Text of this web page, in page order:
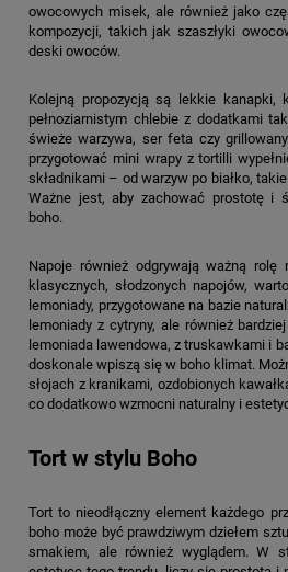
owocowych misek, ale również jako
kompozycji, takich jak szaszłyki
deski owoców.
Kolejną propozycją są lekkie kanapki,
pełnoziarnistym chlebie z dodatkami
świeże warzywa, ser feta czy
przygotować mini wrapy z tortilli
składnikami – od warzyw po białko,
Ważne jest, aby zachować prostotę i
boho.
Napoje również odgrywają ważną rolę
klasycznych, słodzonych napojów,
lemoniady, przygotowane na bazie
lemoniady z cytryny, ale również
lemoniada lawendowa, z truskawkami i
doskonale wpiszą się w boho klimat.
słojach z kranikami, ozdobionych
co dodatkowo wzmocni naturalny i
Tort w stylu Boho
Tort to nieodłączny element każdego
boho może być prawdziwym dziełem
smakiem, ale również wyglądem. W